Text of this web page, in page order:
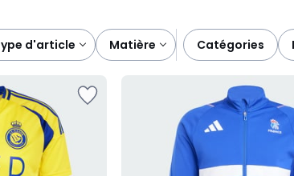
type d'article matière catégories